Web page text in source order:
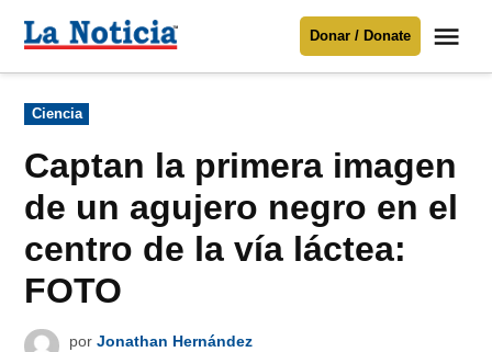
Para mantenerte informado necesitamos
Donar
contenido
Noticia
Donar / Donate
Publicado
en
Ciencia
Captan la primera imagen
de un agujero negro en el
centro de la vía láctea:
FOTO
por Jonathan Hernández